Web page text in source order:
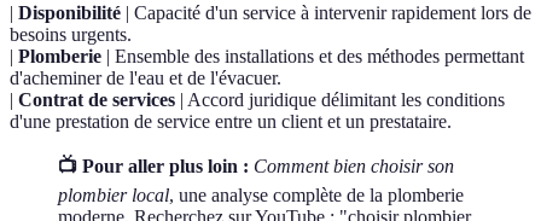
| Disponibilité | Capacité d'un service à intervenir rapidement lors de
besoins urgents.
| Plomberie | Ensemble des installations et des méthodes permettant
d'acheminer de l'eau et de l'évacuer.
| Contrat de services | Accord juridique délimitant les conditions
d'une prestation de service entre un client et un prestataire.
📺 Pour aller plus loin : Comment bien choisir son
plombier local, une analyse complète de la plomberie